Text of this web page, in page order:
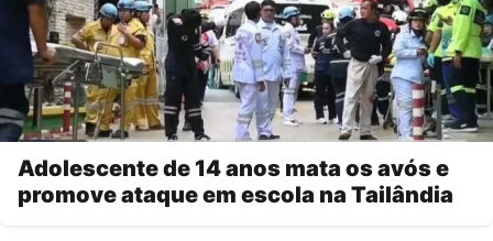
Adolescente de 14 anos mata os avós e
promove ataque em escola na Tailândia